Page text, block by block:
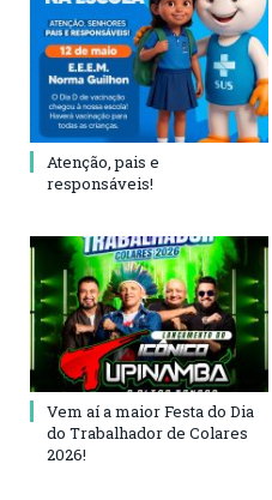
Atenção, pais e
responsáveis!
Vem aí a maior Festa do Dia
do Trabalhador de Colares
2026!